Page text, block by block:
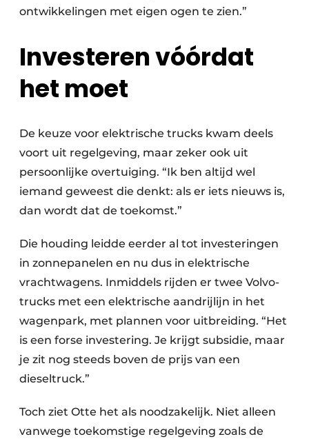
ontwikkelingen met eigen ogen te zien.”
Investeren vóórdat
het moet
De keuze voor elektrische trucks kwam deels
voort uit regelgeving, maar zeker ook uit
persoonlijke overtuiging. “Ik ben altijd wel
iemand geweest die denkt: als er iets nieuws is,
dan wordt dat de toekomst.”
Die houding leidde eerder al tot investeringen
in zonnepanelen en nu dus in elektrische
vrachtwagens. Inmiddels rijden er twee Volvo-
trucks met een elektrische aandrijlijn in het
wagenpark, met plannen voor uitbreiding. “Het
is een forse investering. Je krijgt subsidie, maar
je zit nog steeds boven de prijs van een
dieseltruck.”
Toch ziet Otte het als noodzakelijk. Niet alleen
vanwege toekomstige regelgeving zoals de